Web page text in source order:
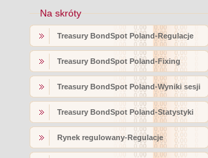
Na skróty
Treasury BondSpot Poland-Regulacje
Treasury BondSpot Poland-Fixing
Treasury BondSpot Poland-Wyniki sesji
Treasury BondSpot Poland-Statystyki
Rynek regulowany-Regulacje